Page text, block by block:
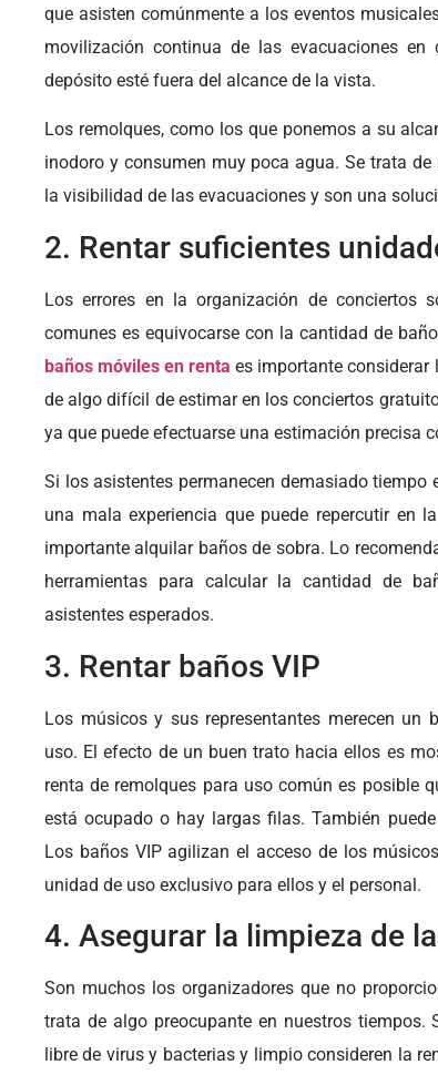
que asisten comúnmente a los eventos
movilización continua de las evacuaciones
depósito esté fuera del alcance de la vista.
Los remolques, como los que ponemos a su
inodoro y consumen muy poca agua. Se trata
la visibilidad de las evacuaciones y son una
2. Rentar suficientes
Los errores en la organización de conciertos
comunes es equivocarse con la cantidad de
baños móviles en renta es importante considerar
de algo difícil de estimar en los conciertos
ya que puede efectuarse una estimación precisa
Si los asistentes permanecen demasiado
una mala experiencia que puede repercutir en
importante alquilar baños de sobra. Lo
herramientas para calcular la cantidad de
asistentes esperados.
3. Rentar baños VIP
Los músicos y sus representantes merecen un
uso. El efecto de un buen trato hacia ellos es
renta de remolques para uso común es posible
está ocupado o hay largas filas. También
Los baños VIP agilizan el acceso de los
unidad de uso exclusivo para ellos y el personal.
4. Asegurar la limpieza de
Son muchos los organizadores que no
trata de algo preocupante en nuestros tiempos.
libre de virus y bacterias y limpio consideren la